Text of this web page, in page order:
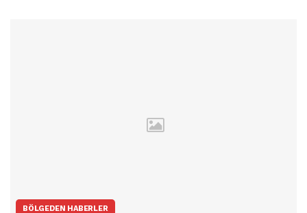
BÖLGEDEN HABERLER